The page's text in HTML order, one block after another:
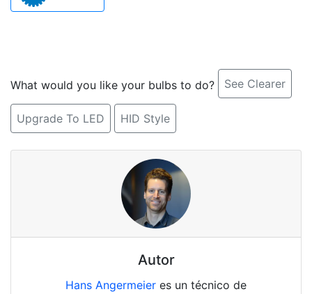
What would you like your bulbs to do? See Clearer
Upgrade To LED HID Style
Autor
Hans Angermeier es un técnico de